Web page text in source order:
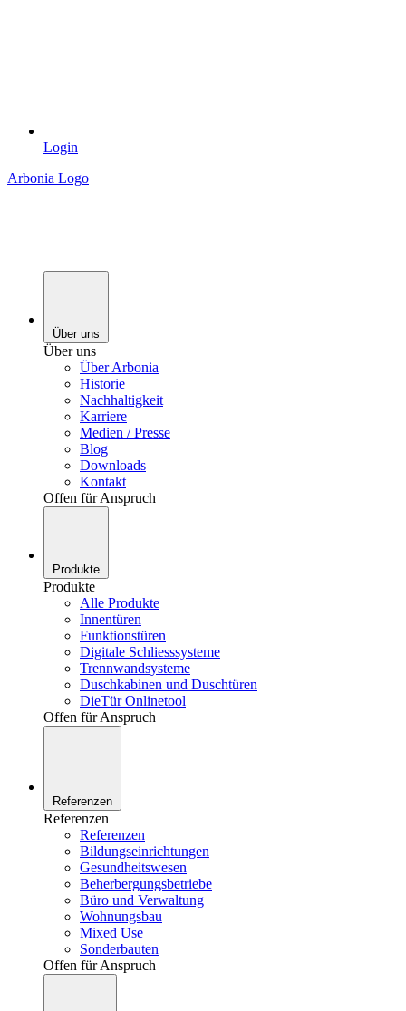
Login
Arbonia Logo
Über uns
Über uns
Über Arbonia
Historie
Nachhaltigkeit
Karriere
Medien / Presse
Blog
Downloads
Kontakt
Offen für Anspruch
Produkte
Produkte
Alle Produkte
Innentüren
Funktionstüren
Digitale Schliesssysteme
Trennwandsysteme
Duschkabinen und Duschtüren
DieTür Onlinetool
Offen für Anspruch
Referenzen
Referenzen
Referenzen
Bildungseinrichtungen
Gesundheitswesen
Beherbergungsbetriebe
Büro und Verwaltung
Wohnungsbau
Mixed Use
Sonderbauten
Offen für Anspruch